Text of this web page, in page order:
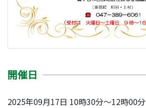
開催日
2025年09月17日 10時30分～12時00分